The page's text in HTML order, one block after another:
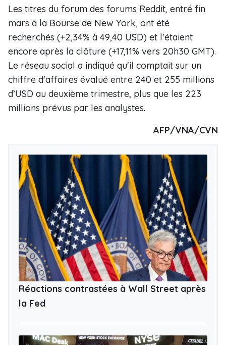
Les titres du forum des forums Reddit, entré fin
mars à la Bourse de New York, ont été
recherchés (+2,34% à 49,40 USD) et l'étaient
encore après la clôture (+17,11% vers 20h30 GMT).
Le réseau social a indiqué qu'il comptait sur un
chiffre d'affaires évalué entre 240 et 255 millions
d’USD au deuxième trimestre, plus que les 223
millions prévus par les analystes.
AFP/VNA/CVN
Réactions contrastées à Wall Street après
la Fed